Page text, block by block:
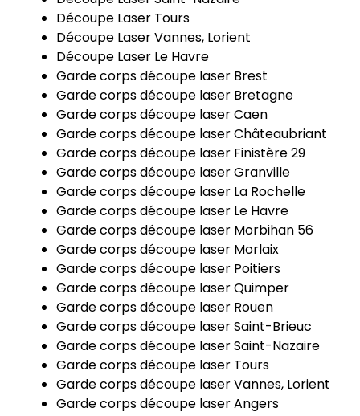
Découpe Laser Tours
Découpe Laser Vannes, Lorient
Découpe Laser Le Havre
Garde corps découpe laser Brest
Garde corps découpe laser Bretagne
Garde corps découpe laser Caen
Garde corps découpe laser Châteaubriant
Garde corps découpe laser Finistère 29
Garde corps découpe laser Granville
Garde corps découpe laser La Rochelle
Garde corps découpe laser Le Havre
Garde corps découpe laser Morbihan 56
Garde corps découpe laser Morlaix
Garde corps découpe laser Poitiers
Garde corps découpe laser Quimper
Garde corps découpe laser Rouen
Garde corps découpe laser Saint-Brieuc
Garde corps découpe laser Saint-Nazaire
Garde corps découpe laser Tours
Garde corps découpe laser Vannes, Lorient
Garde corps découpe laser Angers